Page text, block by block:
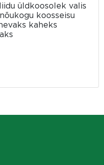
üldkoosolek valis
koosseisu
kaheks